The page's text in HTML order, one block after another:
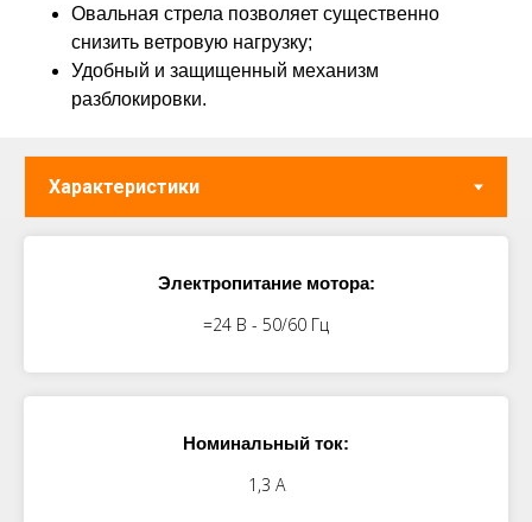
Овальная стрела позволяет существенно
снизить ветровую нагрузку;
Удобный и защищенный механизм
разблокировки.
Электропитание мотора:
=24 В - 50/60 Гц
Номинальный ток:
1,3 А